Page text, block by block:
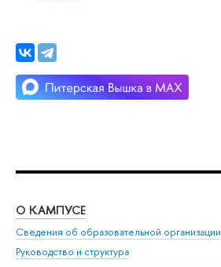
О КАМПУСЕ
Сведения об образовательной организации
Руководство и структура